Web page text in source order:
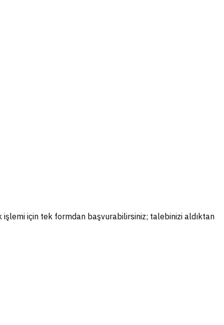
işlemi için tek formdan başvurabilirsiniz; talebinizi aldıktan